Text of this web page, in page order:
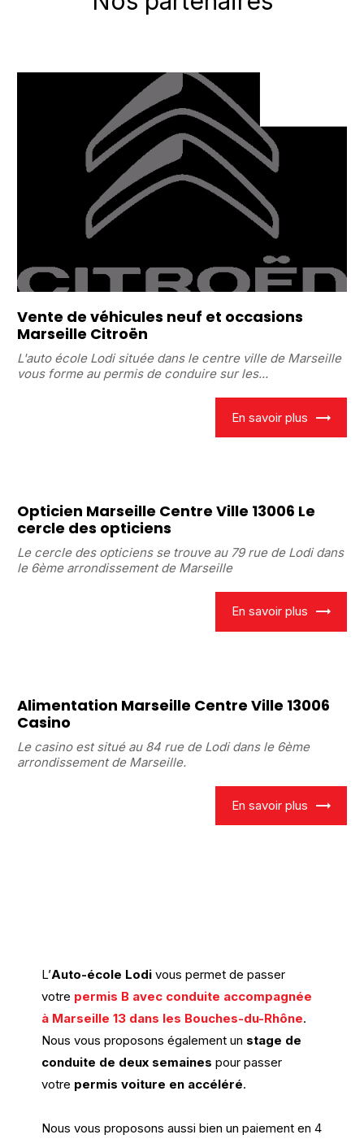
Vente de véhicules neuf et occasions
Marseille Citroën
L'auto école Lodi située dans le centre ville de Marseille
vous forme au permis de conduire sur les...
En savoir plus
Opticien Marseille Centre Ville 13006 Le
cercle des opticiens
Le cercle des opticiens se trouve au 79 rue de Lodi dans
le 6ème arrondissement de Marseille
En savoir plus
Alimentation Marseille Centre Ville 13006
Casino
Le casino est situé au 84 rue de Lodi dans le 6ème
arrondissement de Marseille.
En savoir plus
L’Auto-école Lodi vous permet de passer
votre permis B avec conduite accompagnée
à Marseille 13 dans les Bouches-du-Rhône.
Nous vous proposons également un stage de
conduite de deux semaines pour passer
votre permis voiture en accéléré.
Nous vous proposons aussi bien un paiement en 4